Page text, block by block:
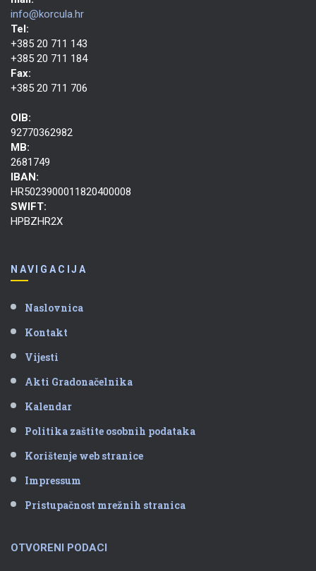
info@korcula.hr
Tel:
+385 20 711 143
+385 20 711 184
Fax:
+385 20 711 706
OIB:
92770362982
MB:
2681749
IBAN:
HR5023900011820400008
SWIFT:
HPBZHR2X
NAVIGACIJA
Naslovnica
Kontakt
Vijesti
Akti Gradonačelnika
Kalendar
Politika zaštite osobnih podataka
Korištenje web stranice
Impressum
Pristupačnost mrežnih stranica
OTVORENI PODACI